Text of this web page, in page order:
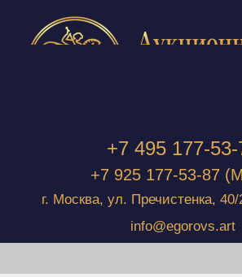
+7 495 177-53-
+7 925 177-53-87
г. Москва, ул. Пречистенка,
info@egorovs.art